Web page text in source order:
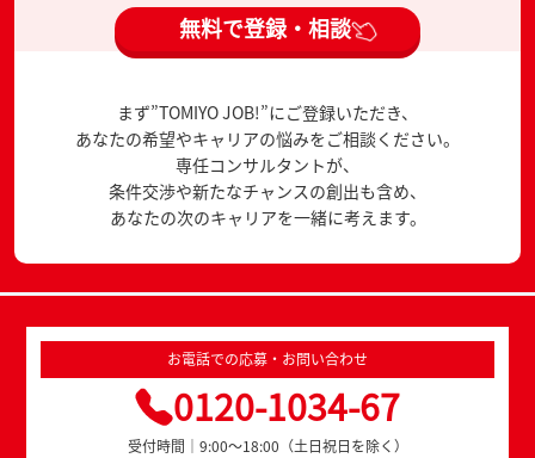
無料で登録・相談
まず”TOMIYO JOB!”にご登録いただき、
あなたの希望やキャリアの悩みをご相談ください。
専任コンサルタントが、
条件交渉や新たなチャンスの創出も含め、
あなたの次のキャリアを一緒に考えます。
お電話での応募・お問い合わせ
0120-1034-67
受付時間｜9:00～18:00（土日祝日を除く）